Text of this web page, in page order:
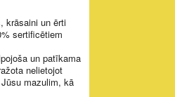
krāsaini un ērti
sertificētiem
un patīkama
nelietojot
mazulim, kā